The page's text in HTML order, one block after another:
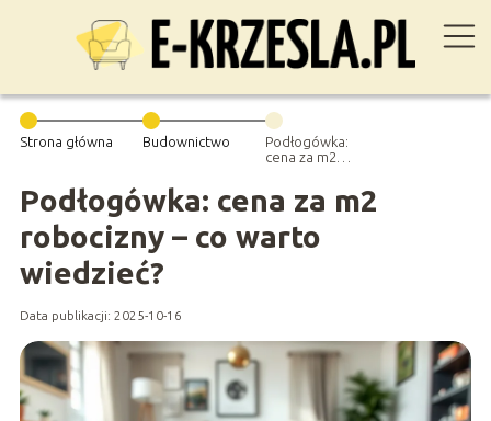
Strona główna Budownictwo
Podłogówka:
cena za m2
Podłogówka: cena za m2
robocizny – co warto
wiedzieć?
Data publikacji: 2025-10-16